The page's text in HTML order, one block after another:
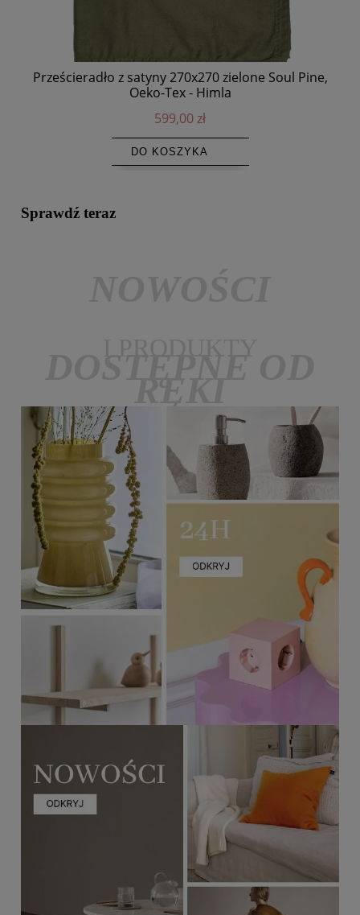
Prześcieradło z satyny 270x270 zielone Soul Pine,
Oeko-Tex - Himla
599,00 zł
DO KOSZYKA
Sprawdź teraz